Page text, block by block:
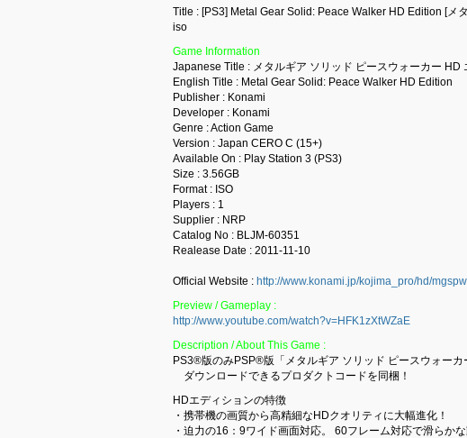
Title : [PS3] Metal Gear Solid: Peace Walker HD Edition [メ
iso
Game Information
Japanese Title : メタルギア ソリッド ピースウォーカー HD
English Title : Metal Gear Solid: Peace Walker HD Edition
Publisher : Konami
Developer : Konami
Genre : Action Game
Version : Japan CERO C (15+)
Available On : Play Station 3 (PS3)
Size : 3.56GB
Format : ISO
Players : 1
Supplier : NRP
Catalog No : BLJM-60351
Realease Date : 2011-11-10
Official Website : http://www.konami.jp/kojima_pro/hd/
Preview / Gameplay :
http://www.youtube.com/watch?v=HFK1zXtWZaE
Description / About This Game :
PS3®版のみPSP®版「メタルギア ソリッド ピースウォーカ
ダウンロードできるプロダクトコードを同梱！
HDエディションの特徴
・携帯機の画質から高精細なHDクオリティに大幅進化！
・迫力の16：9ワイド画面対応。 60フレーム対応で滑らかな